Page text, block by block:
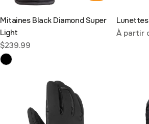
Mitaines Black Diamond Super
Light
Prix
habituel
$239.99
Lunettes
Prix
À partir